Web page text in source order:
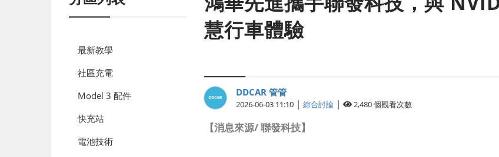
最新教學
社區充電
Model 3 配件
快充站
電池技術
慧行車體驗
DDCAR 管管
2026-06-03 11:10 | 綜合討論 | 2,480個觀看次數
【消息來源/ 聯發科技】